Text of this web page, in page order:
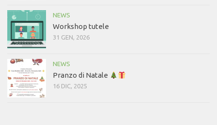
NEWS
Workshop tutele
31 GEN, 2026
NEWS
Pranzo di Natale
16 DIC, 2025